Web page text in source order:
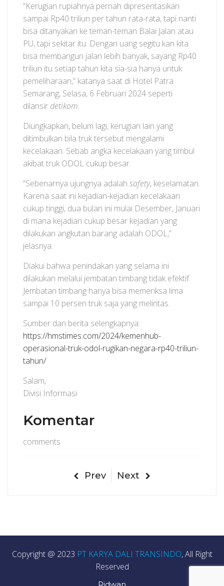
“Kerugian rupiahnya pernah dipresentasikan
sampai Rp40 triliun per tahun rata-rata, tapi nanti
bisa ditanyakan ke teman-teman Balai Jalan atau
PU, tapi sekitar itu. Dengan uang segitu kan kita
bisa membangun jalan lebih banyak, sayang Rp40
triliun itu setiap tahun kita sia-sia hanya untuk
pemeliharaan,” katanya saat di Hotel Patra
Semarang, Selasa, 6 Februari 2024 seperti
dilansir detikom.
Diungkapkan, belum lagi, kerugian lain yang
ditimbulkan bila truk tersebut mengalami
kecelakaan. Sebab angka kecelakaan yang timbul
akibat truk ODOL cukup besar.
“Sebenarnya ujungnya adalah safety, keselamatan.
Karena saat ini kejadian-kejadian kecelakaan
cukup tinggi, dua bulan ini mulai Desember, Januari
di mana kejadian cukup besar kejadian yang
dilakukan angkutan barang adalah ODOL,”
jelasnya.
Diakui bahwa penindakan yang selama ini
dilakukan melalui jembatan timbang tidak efektif.
Jembatan timbang hanya bisa memeriksa lima
sampai 10 persen truk saja yang melintas.
Sumber dan berita selengkapnya:
https://hmstimes.com/2024/kemenhub-
operasional-truk-odol-rugikan-negara-rp40-triliun-
tahun/
Salam,
Divisi Informasi
Komentar
comments
Prev Next
Copyright @ 2023 PT KARYA DALI TRANSINDO, All Right
Reserved